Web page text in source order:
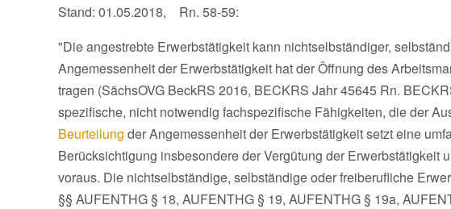
Stand: 01.05.2018, Rn. 58-59:
"Die angestrebte Erwerbstätigkeit kann nichtselbständiger,
Angemessenheit der Erwerbstätigkeit hat der Öffnung des
tragen (SächsOVG BeckRS 2016, BECKRS Jahr 45645 Rn.
spezifische, nicht notwendig fachspezifische Fähigkeiten, die der
Beurteilung der Angemessenheit der Erwerbstätigkeit setzt eine
Berücksichtigung insbesondere der Vergütung der Erwerbstätigkeit
voraus. Die nichtselbständige, selbständige oder freiberufliche
§§ AUFENTHG § 18, AUFENTHG § 19, AUFENTHG § 19a,